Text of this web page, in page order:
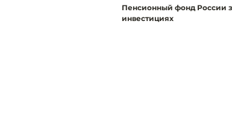
Пенсионный фонд России
инвестициях